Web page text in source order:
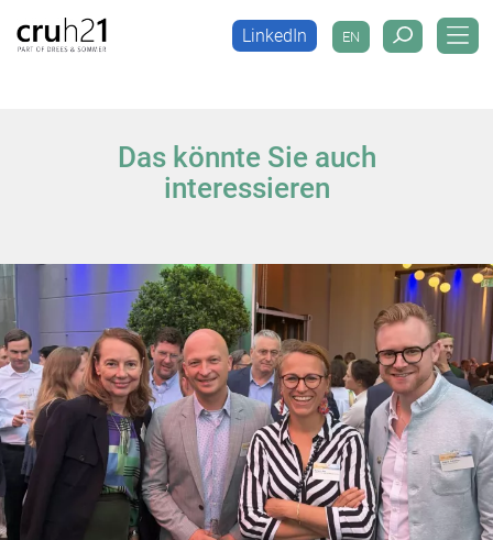
EN
LinkedIn EN
LinkedIn
Das könnte Sie auch
interessieren